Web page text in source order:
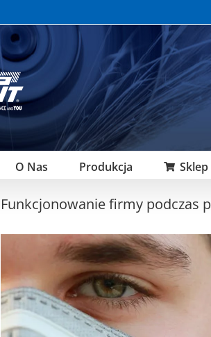
O Nas Produkcja Sklep
Funkcjonowanie firmy podczas